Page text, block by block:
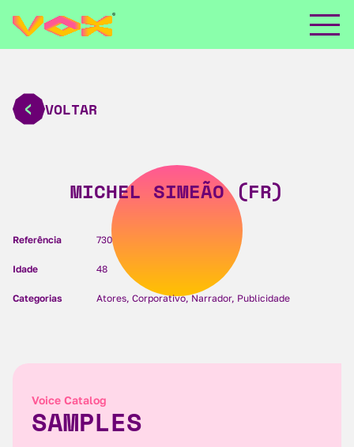
VOLTAR
MICHEL SIMEÃO (FR)
Referência 730
Idade 48
Categorias Atores, Corporativo, Narrador, Publicidade
Voice Catalog
SAMPLES